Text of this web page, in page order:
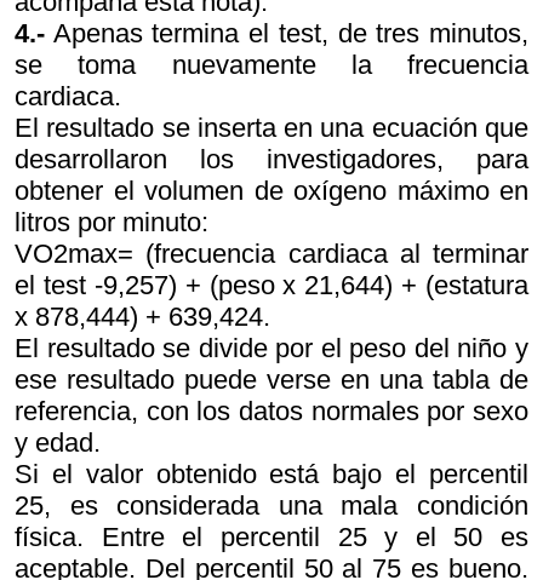
4.- Apenas termina el test, de tres minutos,
se toma nuevamente la frecuencia
cardiaca.
El resultado se inserta en una ecuación que
desarrollaron los investigadores, para
obtener el volumen de oxígeno máximo en
litros por minuto:
VO2max= (frecuencia cardiaca al terminar
el test -9,257) + (peso x 21,644) + (estatura
x 878,444) + 639,424.
El resultado se divide por el peso del niño y
ese resultado puede verse en una tabla de
referencia, con los datos normales por sexo
y edad.
Si el valor obtenido está bajo el percentil
25, es considerada una mala condición
física. Entre el percentil 25 y el 50 es
aceptable. Del percentil 50 al 75 es bueno.